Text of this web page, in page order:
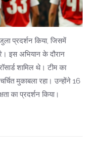
प्रदर्शन किया, जिसमें
इस अभियान के दौरान
शामिल थे। टीम का
मुकाबला रहा। उन्होंने 16
का प्रदर्शन किया।